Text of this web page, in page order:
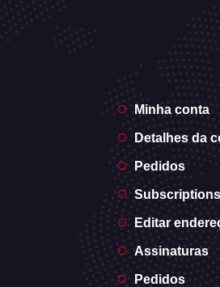
Minha conta
Detalhes da
Pedidos
Subscriptions
Editar
Assinaturas
Pedidos